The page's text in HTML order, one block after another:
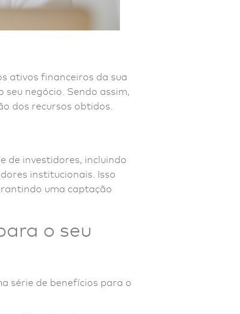
ativos financeiros da sua
negócio. Sendo assim,
dos recursos obtidos.
de investidores, incluindo
institucionais. Isso
uma captação
o seu
série de benefícios para o